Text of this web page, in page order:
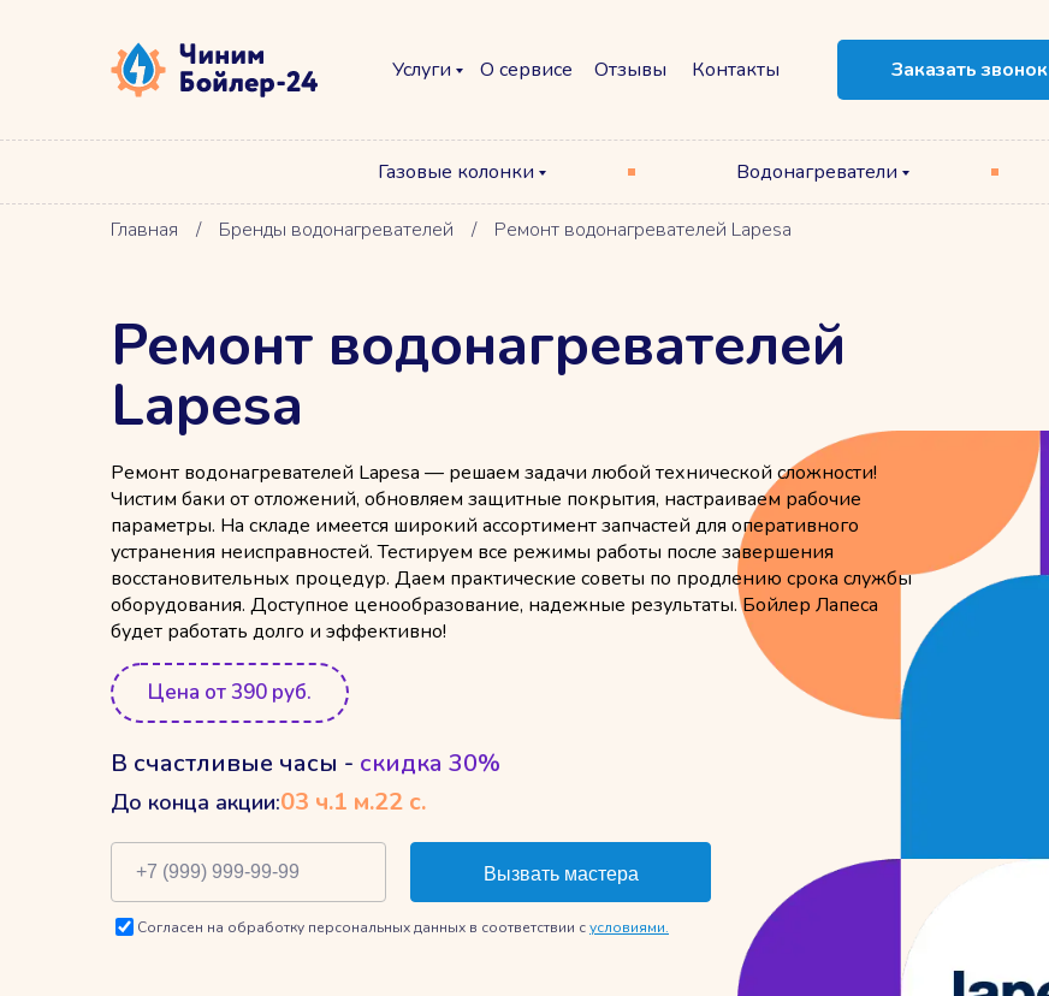
Услуги О сервисе Отзывы Контакты Заказать звонок
Газовые колонки Водонагреватели
Главная / Бренды водонагревателей / Ремонт водонагревателей Lapesa
Ремонт водонагревателей
Lapesa
Ремонт водонагревателей Lapesa — решаем задачи любой технической сложности!
Чистим баки от отложений, обновляем защитные покрытия, настраиваем рабочие
параметры. На складе имеется широкий ассортимент запчастей для оперативного
устранения неисправностей. Тестируем все режимы работы после завершения
восстановительных процедур. Даем практические советы по продлению срока службы
оборудования. Доступное ценообразование, надежные результаты. Бойлер Лапеса
будет работать долго и эффективно!
Цена от 390 руб.
В счастливые часы - скидка 30%
До конца акции:03 ч.1 м.21 с.
Согласен на обработку персональных данных в соответствии сусловиями.